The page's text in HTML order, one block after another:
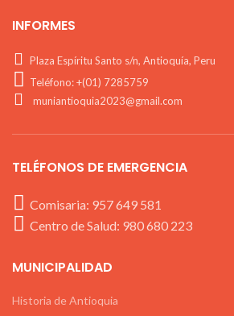
INFORMES
Plaza Espíritu Santo s/n, Antioquía, Peru
Teléfono: +(01) 7285759
muniantioquia2023@gmail.com
TELÉFONOS DE EMERGENCIA
Comisaria: 957 649 581
Centro de Salud: 980 680 223
MUNICIPALIDAD
Historia de Antioquia